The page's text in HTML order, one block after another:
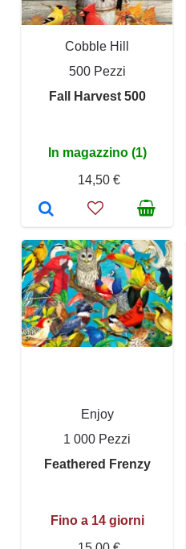
Cobble Hill
500 Pezzi
Fall Harvest 500
In magazzino (1)
14,50 €
Enjoy
1 000 Pezzi
Feathered Frenzy
Fino a 14 giorni